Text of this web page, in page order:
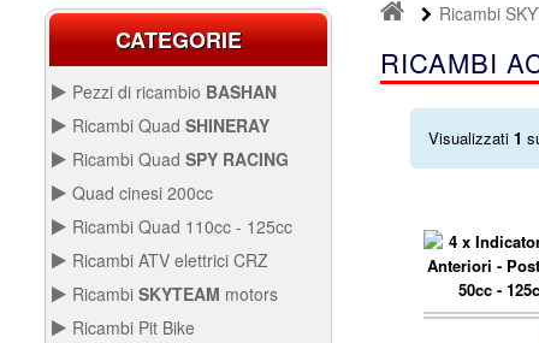
CATEGORIE
Pezzi di ricambio BASHAN
Ricambi Quad SHINERAY
250CC STIXE ST9E
Ricambi Quad SPY RACING
Quad cinesi 200cc
200CC
Ricambi Quad 110cc - 125cc
125CC
Ricambi ATV elettrici CRZ
CRZ
Ricambi SKYTEAM motors
Ricambi Pit Bike
Ricambi
RICAMBI
Visualizzati 1